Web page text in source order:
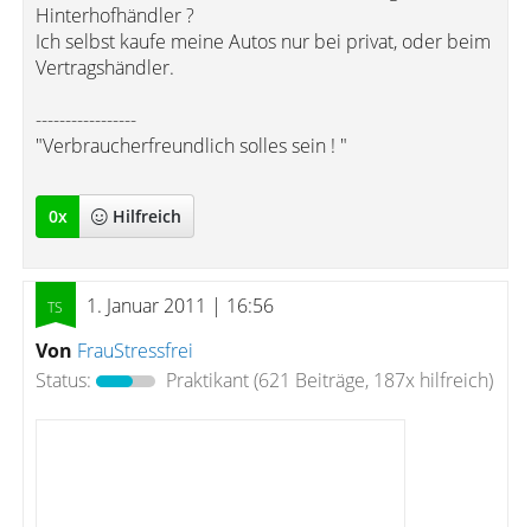
Hinterhofhändler ?
Ich selbst kaufe meine Autos nur bei privat, oder beim
Vertragshändler.
-----------------
"Verbraucherfreundlich solles sein ! "
0x Hilfreich
1. Januar 2011 | 16:56
Von FrauStressfrei
Status:
Praktikant(621 Beiträge, 187x hilfreich)